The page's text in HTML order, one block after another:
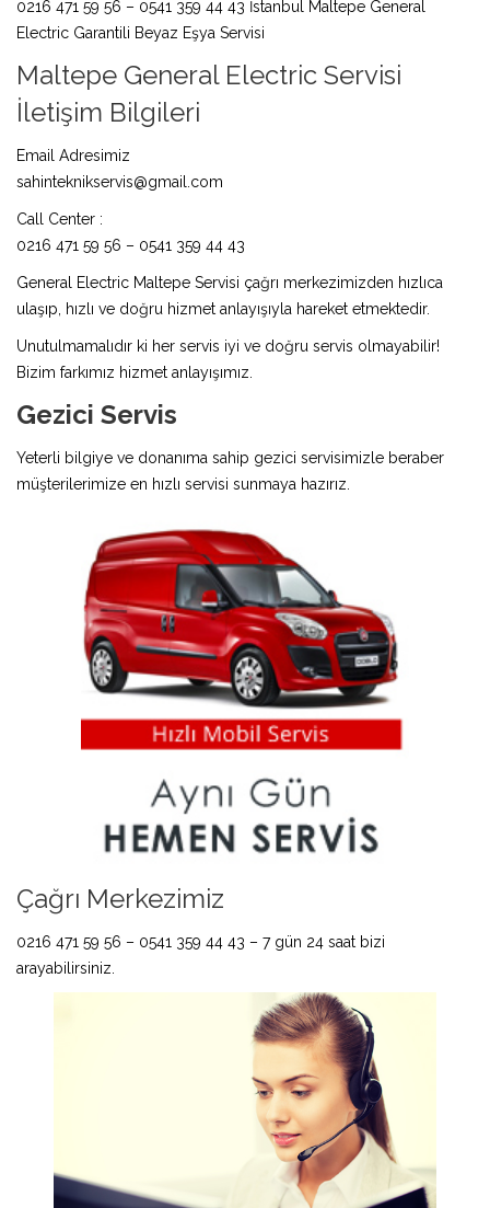
0216 471 59 56 – 0541 359 44 43 İstanbul Maltepe General
Electric Garantili Beyaz Eşya Servisi
Maltepe General Electric Servisi
İletişim Bilgileri
Email Adresimiz
sahinteknikservis@gmail.com
Call Center :
0216 471 59 56 – 0541 359 44 43
General Electric Maltepe Servisi çağrı merkezimizden hızlıca
ulaşıp, hızlı ve doğru hizmet anlayışıyla hareket etmektedir.
Unutulmamalıdır ki her servis iyi ve doğru servis olmayabilir!
Bizim farkımız hizmet anlayışımız.
Gezici Servis
Yeterli bilgiye ve donanıma sahip gezici servisimizle beraber
müşterilerimize en hızlı servisi sunmaya hazırız.
Çağrı Merkezimiz
0216 471 59 56 – 0541 359 44 43 – 7 gün 24 saat bizi
arayabilirsiniz.